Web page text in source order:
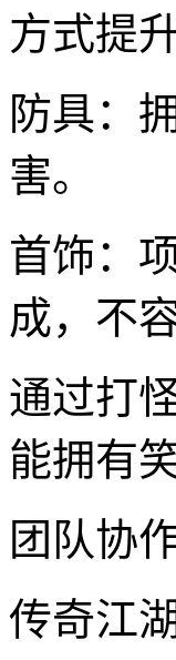
方式提
防具：
害。
首饰：
成，不
通过打
能拥有
团队协
传奇江